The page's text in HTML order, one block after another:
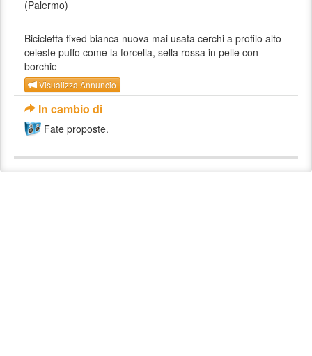
(Palermo)
Bicicletta fixed bianca nuova mai usata cerchi a profilo alto
celeste puffo come la forcella, sella rossa in pelle con
borchie
Visualizza Annuncio
In cambio di
Fate proposte.